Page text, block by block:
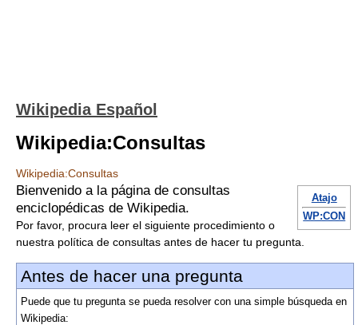
Wikipedia Español
Wikipedia:Consultas
Wikipedia:Consultas
Atajo
WP:CON
Bienvenido a la página de consultas
enciclopédicas de Wikipedia.
Por favor, procura leer el siguiente procedimiento o
nuestra política de consultas antes de hacer tu pregunta.
Antes de hacer una pregunta
Puede que tu pregunta se pueda resolver con una simple búsqueda en
Wikipedia: